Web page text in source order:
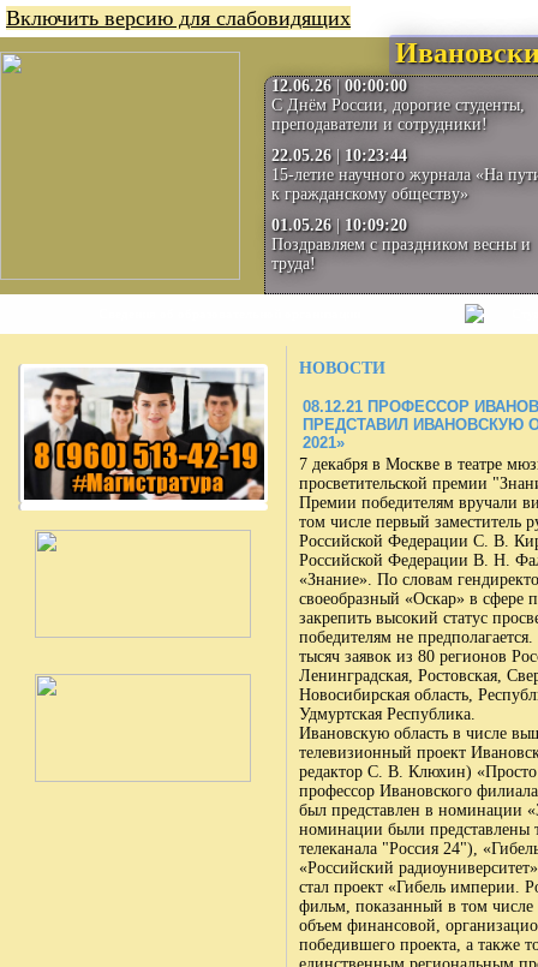
Включить версию для слабовидящих
12.06.26| 00:00:00
С Днём России, дорогие студенты,
преподаватели и сотрудники!
22.05.26| 10:23:44
15-летие научного журнала «На
к гражданскому обществу»
01.05.26| 10:09:20
Поздравляем с праздником весны и
труда!
НОВОСТИ
08.12.21 ПРОФЕССОР
ПРЕДСТАВИЛ ИВАНОВСКУЮ
2021»
7 декабря в Москве в театре
просветительской премии
Премии победителям вручали
том числе первый заместитель
Российской Федерации С. В.
Российской Федерации В. Н.
«Знание». По словам
своеобразный «Оскар» в сфере
закрепить высокий статус
победителям не
тысяч заявок из 80 регионов
Ленинградская, Ростовская,
Новосибирская область,
Удмуртская Республика.
Ивановскую область в числе
телевизионный проект
редактор С. В. Клюхин)
профессор Ивановского
был представлен в номинации
номинации были представлены
телеканала "Россия 24"),
«Российский
стал проект «Гибель империи.
фильм, показанный в том числе
объем финансовой,
победившего проекта, а также